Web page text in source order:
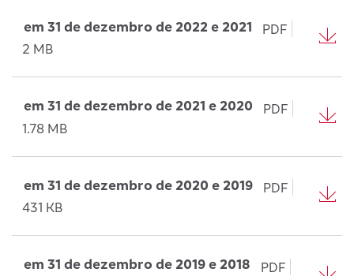
em 31 de dezembro de 2022 e 2021
PDF
2 MB
em 31 de dezembro de 2021 e 2020
PDF
1.78 MB
em 31 de dezembro de 2020 e 2019
PDF
431 KB
em 31 de dezembro de 2019 e 2018
PDF